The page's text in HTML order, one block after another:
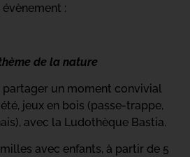
:
de la nature
partager un moment convivial
jeux en bois (passe-trappe,
avec la Ludothèque Bastia.
avec enfants, à partir de 5